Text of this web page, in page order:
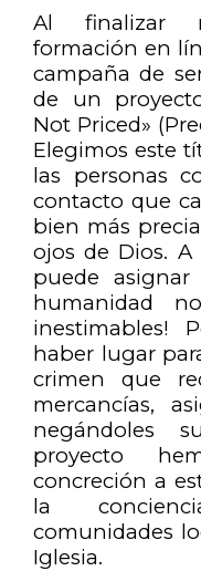
Al finalizar
formación en
campaña de
de un
Not Priced»
Elegimos este
las personas
contacto que
bien más
ojos de Dios.
puede
humanidad
inestimables!
haber lugar
crimen que
mercancías,
negándoles
proyecto
concreción a
la
comunidades
Iglesia.